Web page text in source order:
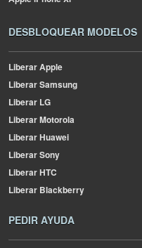
DESBLOQUEAR MODELOS
Liberar Apple
Liberar Samsung
Liberar LG
Liberar Motorola
Liberar Huawei
Liberar Sony
Liberar HTC
Liberar Blackberry
PEDIR AYUDA